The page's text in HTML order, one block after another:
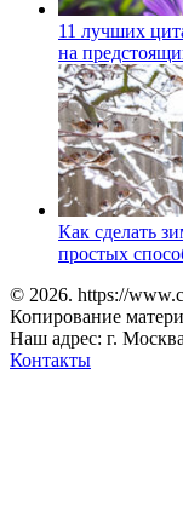
11 лучших
на
Как сделать
простых
© 2026. https://
Копирование
Наш адрес: г.
Контакты